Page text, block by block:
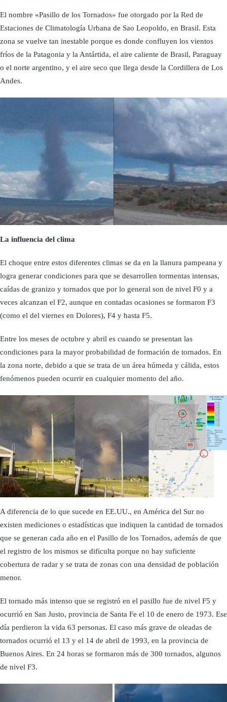
El nombre «Pasillo de los Tornados» fue otorgado por la Red de
Estaciones de Climatología Urbana de Sao Leopoldo, en Brasil. Esta
zona se vuelve tan inestable porque es donde confluyen los vientos
fríos de la Patagonia y la Antártida, el aire caliente de Brasil, Paraguay
o el norte argentino, y el aire seco que llega desde la Cordillera de Los
Andes.
La influencia del clima
El choque entre estos diferentes climas se da en la llanura pampeana y
logra generar condiciones para que se desarrollen tormentas intensas,
caídas de granizo y tornados que por lo general son de nivel F0 y a
veces alcanzan el F2, aunque en contadas ocasiones se formaron F3
(como el del viernes en Dolores), F4 y hasta F5.
Entre los meses de octubre y abril es cuando se presentan las
condiciones para la mayor probabilidad de formación de tornados. En
la zona norte, debido a que se trata de un área húmeda y cálida, estos
fenómenos pueden ocurrir en cualquier momento del año.
A diferencia de lo que sucede en EE.UU., en América del Sur no
existen mediciones o estadísticas que indiquen la cantidad de tornados
que se generan cada año en el Pasillo de los Tornados, además de que
el registro de los mismos se dificulta porque no hay suficiente
cobertura de radar y se trata de zonas con una densidad de población
menor.
El tornado más intenso que se registró en el pasillo fue de nivel F5 y
ocurrió en San Justo, provincia de Santa Fe el 10 de enero de 1973. Ese
día perdieron la vida 63 personas. El caso más grave de oleadas de
tornados ocurrió el 13 y el 14 de abril de 1993, en la provincia de
Buenos Aires. En 24 horas se formaron más de 300 tornados, algunos
de nivel F3.